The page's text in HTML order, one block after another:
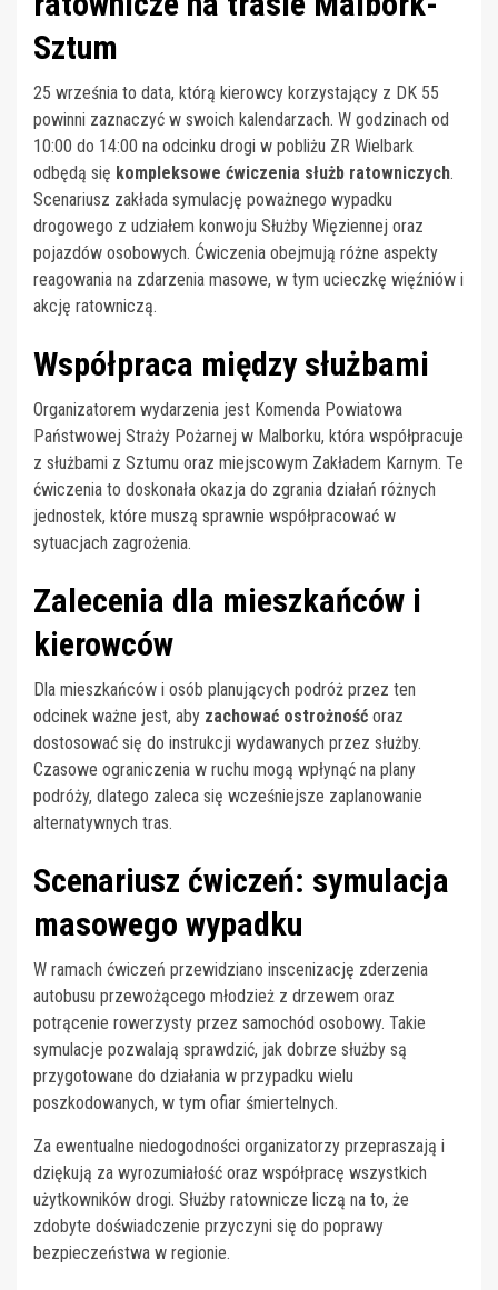
Sztum
25 września to data, którą kierowcy korzystający z DK 55
powinni zaznaczyć w swoich kalendarzach. W godzinach od
10:00 do 14:00 na odcinku drogi w pobliżu ZR Wielbark
odbędą się kompleksowe ćwiczenia służb ratowniczych.
Scenariusz zakłada symulację poważnego wypadku
drogowego z udziałem konwoju Służby Więziennej oraz
pojazdów osobowych. Ćwiczenia obejmują różne aspekty
reagowania na zdarzenia masowe, w tym ucieczkę więźniów i
akcję ratowniczą.
Współpraca między służbami
Organizatorem wydarzenia jest Komenda Powiatowa
Państwowej Straży Pożarnej w Malborku, która współpracuje
z służbami z Sztumu oraz miejscowym Zakładem Karnym. Te
ćwiczenia to doskonała okazja do zgrania działań różnych
jednostek, które muszą sprawnie współpracować w
sytuacjach zagrożenia.
Zalecenia dla mieszkańców i
kierowców
Dla mieszkańców i osób planujących podróż przez ten
odcinek ważne jest, aby zachować ostrożność oraz
dostosować się do instrukcji wydawanych przez służby.
Czasowe ograniczenia w ruchu mogą wpłynąć na plany
podróży, dlatego zaleca się wcześniejsze zaplanowanie
alternatywnych tras.
Scenariusz ćwiczeń: symulacja
masowego wypadku
W ramach ćwiczeń przewidziano inscenizację zderzenia
autobusu przewożącego młodzież z drzewem oraz
potrącenie rowerzysty przez samochód osobowy. Takie
symulacje pozwalają sprawdzić, jak dobrze służby są
przygotowane do działania w przypadku wielu
poszkodowanych, w tym ofiar śmiertelnych.
Za ewentualne niedogodności organizatorzy przepraszają i
dziękują za wyrozumiałość oraz współpracę wszystkich
użytkowników drogi. Służby ratownicze liczą na to, że
zdobyte doświadczenie przyczyni się do poprawy
bezpieczeństwa w regionie.